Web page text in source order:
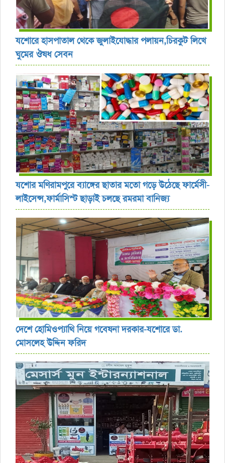
যশোরে হাসপাতাল থেকে জুলাইযোদ্ধার পলায়ন,চিরকুট লিখে
ঘুমের ঔষধ সেবন
যশোর ‎মণিরামপুরে ব্যাঙ্গের ছাতার মতো গড়ে উঠেছে ফার্মেসী-
লাইসেন্স,ফার্মাসিস্ট ছাড়াই চলছে রমরমা বানিজ্য ‎
দেশে হোমিওপ্যাথি নিয়ে গবেষনা দরকার-যশোরে ডা.
মোসলেহ উদ্দিন ফরিদ